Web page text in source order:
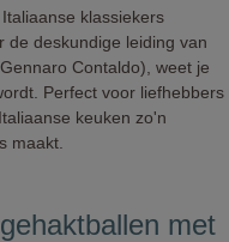
klassiekers
de deskundige leiding van
Contaldo), weet je
Perfect voor liefhebbers
keuken zo'n
maakt.
met